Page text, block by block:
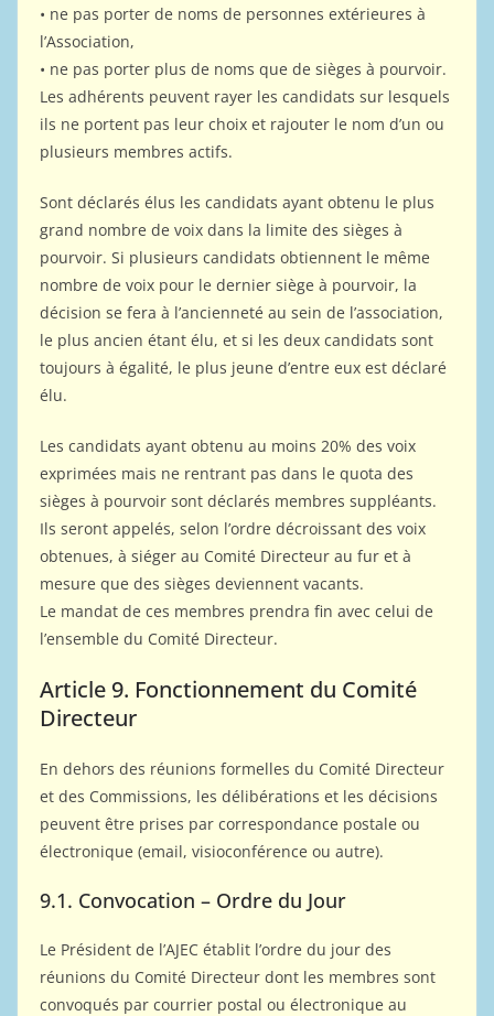
• ne pas porter de noms de personnes extérieures à
l’Association,
• ne pas porter plus de noms que de sièges à pourvoir.
Les adhérents peuvent rayer les candidats sur lesquels
ils ne portent pas leur choix et rajouter le nom d’un ou
plusieurs membres actifs.
Sont déclarés élus les candidats ayant obtenu le plus
grand nombre de voix dans la limite des sièges à
pourvoir. Si plusieurs candidats obtiennent le même
nombre de voix pour le dernier siège à pourvoir, la
décision se fera à l’ancienneté au sein de l’association,
le plus ancien étant élu, et si les deux candidats sont
toujours à égalité, le plus jeune d’entre eux est déclaré
élu.
Les candidats ayant obtenu au moins 20% des voix
exprimées mais ne rentrant pas dans le quota des
sièges à pourvoir sont déclarés membres suppléants.
Ils seront appelés, selon l’ordre décroissant des voix
obtenues, à siéger au Comité Directeur au fur et à
mesure que des sièges deviennent vacants.
Le mandat de ces membres prendra fin avec celui de
l’ensemble du Comité Directeur.
Article 9. Fonctionnement du Comité
Directeur
En dehors des réunions formelles du Comité Directeur
et des Commissions, les délibérations et les décisions
peuvent être prises par correspondance postale ou
électronique (email, visioconférence ou autre).
9.1. Convocation – Ordre du Jour
Le Président de l’AJEC établit l’ordre du jour des
réunions du Comité Directeur dont les membres sont
convoqués par courrier postal ou électronique au